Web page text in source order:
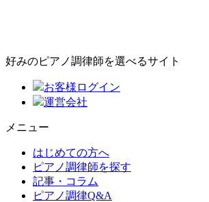
好みのピアノ調律師を選べるサイト
お客様ログイン
運営会社
メニュー
はじめての方へ
ピアノ調律師を探す
記事・コラム
ピアノ調律Q&A